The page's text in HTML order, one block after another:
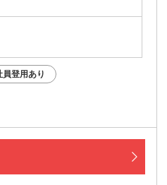
員登用あり